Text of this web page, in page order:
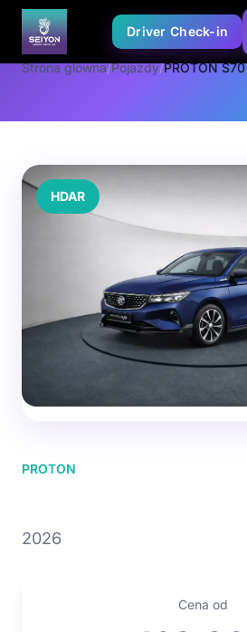
Driver Check-in
Strona glowna/Pojazdy/PROTON S70
HDAR
PROTON
2026
Cena od